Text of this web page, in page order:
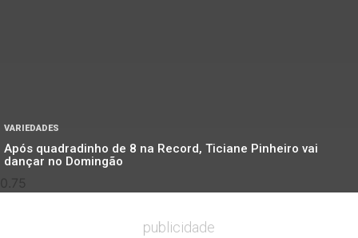
VARIEDADES
Após quadradinho de 8 na Record, Ticiane Pinheiro vai
dançar no Domingão
publicidade